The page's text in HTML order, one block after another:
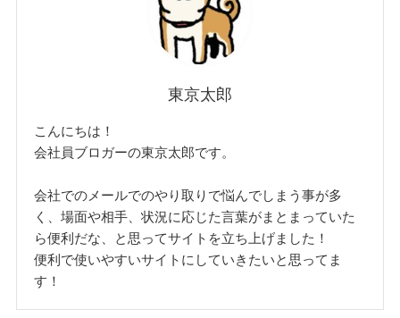
東京太郎
こんにちは！
会社員ブロガーの東京太郎です。
会社でのメールでのやり取りで悩んでしまう事が多
く、場面や相手、状況に応じた言葉がまとまっていた
ら便利だな、と思ってサイトを立ち上げました！
便利で使いやすいサイトにしていきたいと思ってま
す！